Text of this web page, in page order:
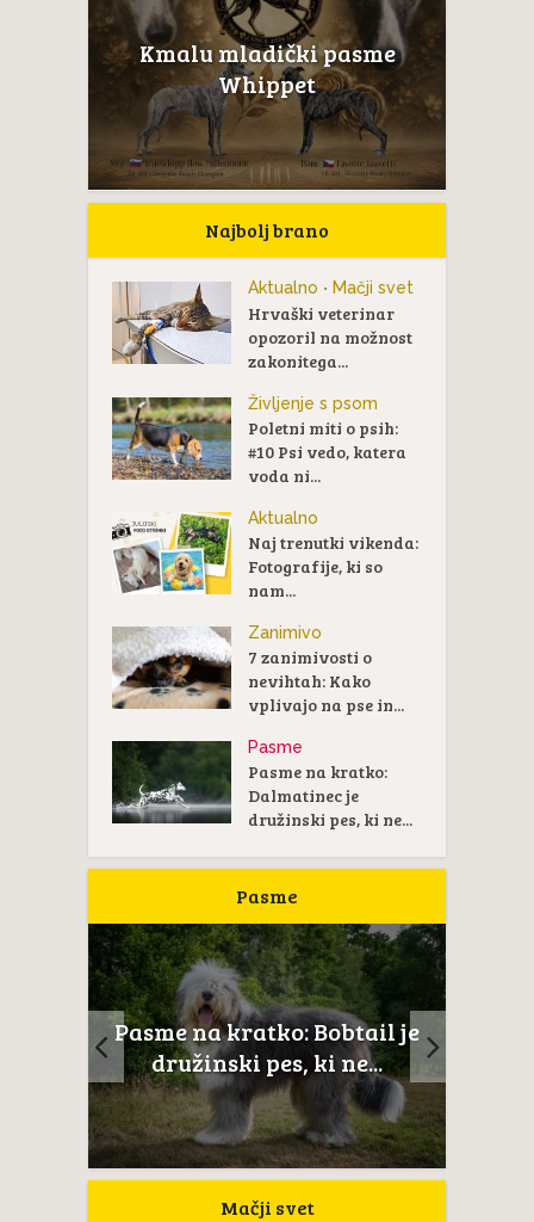
Kmalu mladički pasme
Whippet
Najbolj brano
Aktualno • Mačji svet
Hrvaški veterinar
opozoril na možnost
zakonitega...
Življenje s psom
Poletni miti o psih:
#10 Psi vedo, katera
voda ni...
Aktualno
Naj trenutki vikenda:
Fotografije, ki so
nam...
Zanimivo
7 zanimivosti o
nevihtah: Kako
vplivajo na pse in...
Pasme
Pasme na kratko:
Dalmatinec je
družinski pes, ki ne...
Pasme
Pasme na kratko: Bobtail je
družinski pes, ki ne...
Mačji svet